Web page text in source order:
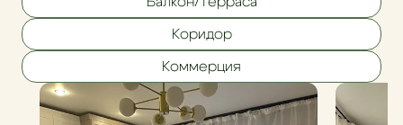
Коридор
Коммерция